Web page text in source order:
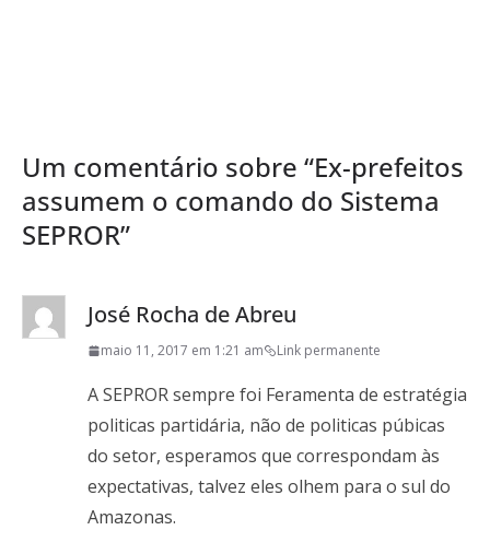
Um comentário sobre “Ex-prefeitos
assumem o comando do Sistema
SEPROR”
José Rocha de Abreu
maio 11, 2017 em 1:21 am Link permanente
A SEPROR sempre foi Feramenta de estratégia
politicas partidária, não de politicas púbicas
do setor, esperamos que correspondam às
expectativas, talvez eles olhem para o sul do
Amazonas.